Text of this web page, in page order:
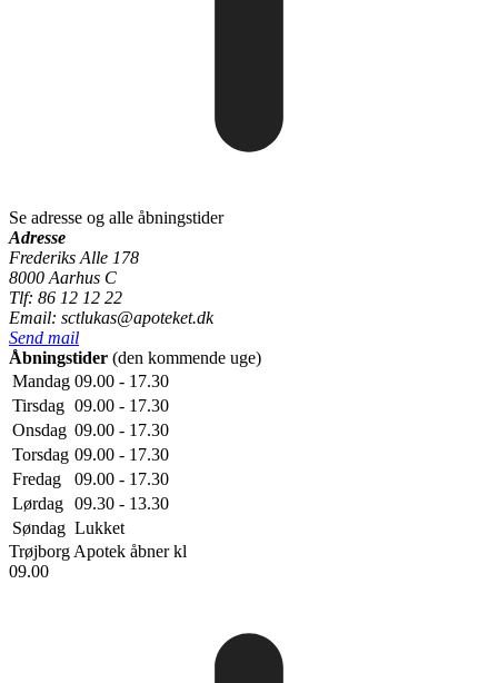
Se adresse og alle åbningstider
Adresse
Frederiks Alle 178
8000 Aarhus C
Tlf: 86 12 12 22
Email: sctlukas@apoteket.dk
Send mail
Åbningstider (den kommende uge)
Mandag 09.00 - 17.30
Tirsdag 09.00 - 17.30
Onsdag 09.00 - 17.30
Torsdag 09.00 - 17.30
Fredag
09.00 - 17.30
Lørdag 09.30 - 13.30
Søndag Lukket
Trøjborg Apotek åbner kl
09.00